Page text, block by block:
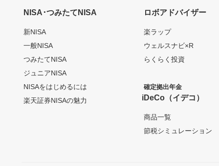
NISA･つみたてNISA
新NISA
一般NISA
つみたてNISA
ジュニアNISA
NISAをはじめるには
楽天証券NISAの魅力
ロボアドバイザー
楽ラップ
ウェルスナビ×R
らくらく投資
確定拠出年金
iDeCo（イデコ）
商品一覧
節税シミュレーション